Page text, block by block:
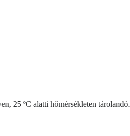
25 ºC alatti hőmérsékleten tárolandó.